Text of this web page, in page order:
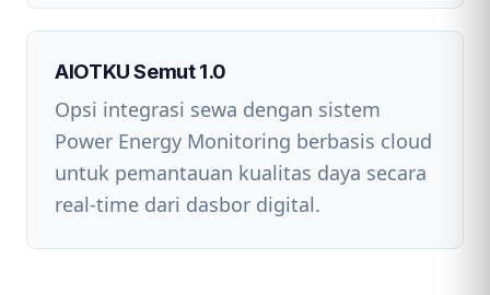
AIOTKU Semut 1.0
Opsi integrasi sewa dengan sistem
Power Energy Monitoring berbasis cloud
untuk pemantauan kualitas daya secara
real-time dari dasbor digital.